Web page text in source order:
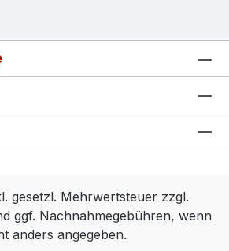
gesetzl. Mehrwertsteuer zzgl.
ggf. Nachnahmegebühren, wenn
anders angegeben.